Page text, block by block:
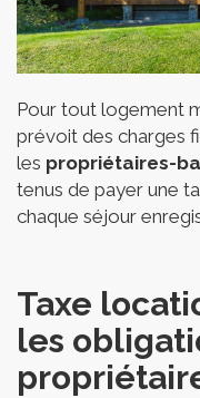
Pour tout logement
prévoit des charges
les propriétaires-
tenus de payer une
chaque séjour
Taxe
les